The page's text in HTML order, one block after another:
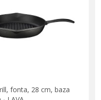
fonta, 28 cm, baza